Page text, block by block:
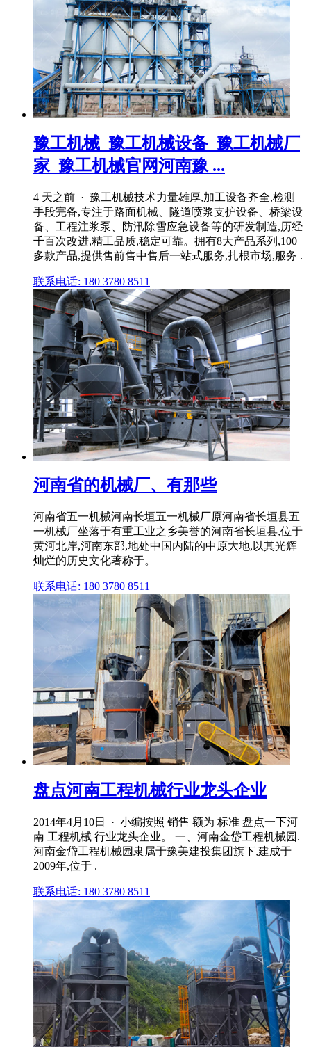
豫工机械_豫工机械设备_豫工机械厂
家_豫工机械官网河南豫 ...
4 天之前 · 豫工机械技术力量雄厚,加工设备齐全,检测
手段完备,专注于路面机械、隧道喷浆支护设备、桥梁设
备、工程注浆泵、防汛除雪应急设备等的研发制造,历经
千百次改进,精工品质,稳定可靠。拥有8大产品系列,100
多款产品,提供售前售中售后一站式服务,扎根市场,服务 .
联系电话: 180 3780 8511
河南省的机械厂、有那些
河南省五一机械河南长垣五一机械厂原河南省长垣县五
一机械厂坐落于有重工业之乡美誉的河南省长垣县,位于
黄河北岸,河南东部,地处中国内陆的中原大地,以其光辉
灿烂的历史文化著称于。
联系电话: 180 3780 8511
盘点河南工程机械行业龙头企业
2014年4月10日 · 小编按照 销售 额为 标准 盘点一下河
南 工程机械 行业龙头企业。 一、河南金岱工程机械园.
河南金岱工程机械园隶属于豫美建投集团旗下,建成于
2009年,位于 .
联系电话: 180 3780 8511